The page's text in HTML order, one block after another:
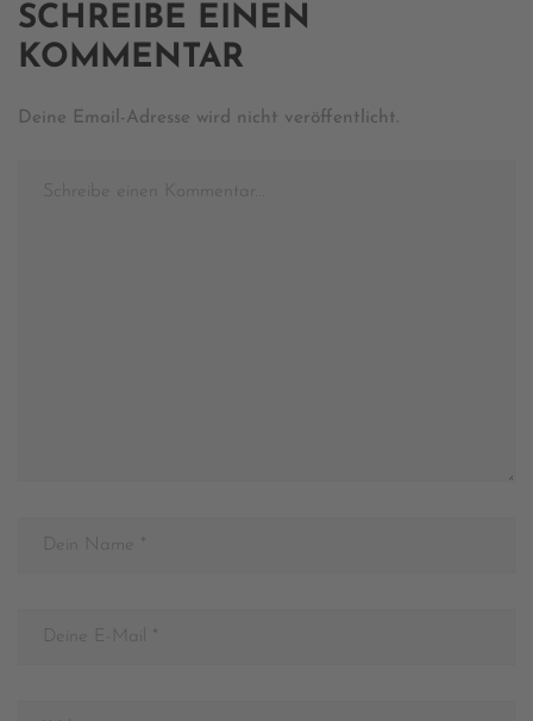
SCHREIBE EINEN
KOMMENTAR
Deine Email-Adresse wird nicht veröffentlicht.